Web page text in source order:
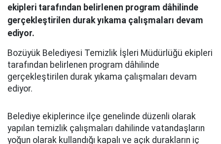
ekipleri tarafından belirlenen program dâhilinde
gerçekleştirilen durak yıkama çalışmaları devam
ediyor.
Bozüyük Belediyesi Temizlik İşleri Müdürlüğü ekipleri
tarafından belirlenen program dâhilinde
gerçekleştirilen durak yıkama çalışmaları devam
ediyor.
Belediye ekiplerince ilçe genelinde düzenli olarak
yapılan temizlik çalışmaları dahilinde vatandaşların
yoğun olarak kullandığı kapalı ve açık durakların iç